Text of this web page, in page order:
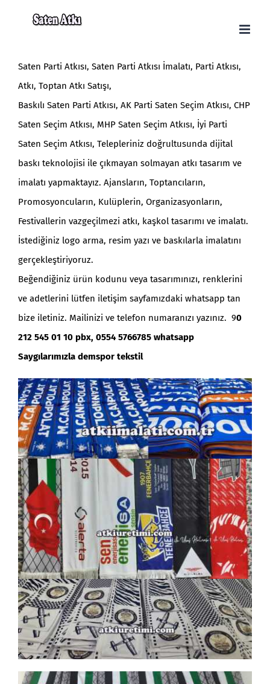
Saten Parti Atkısı, Saten Parti Atkısı İmalatı, Parti Atkısı,
Atkı, Toptan Atkı Satışı,
Baskılı Saten Parti Atkısı, AK Parti Saten Seçim Atkısı, CHP
Saten Seçim Atkısı, MHP Saten Seçim Atkısı, İyi Parti
Saten Seçim Atkısı, Telepleriniz doğrultusunda dijital
baskı teknolojisi ile çıkmayan solmayan atkı tasarım ve
imalatı yapmaktayız. Ajansların, Toptancıların,
Promosyoncuların, Kulüplerin, Organizasyonların,
Festivallerin vazgeçilmezi atkı, kaşkol tasarımı ve imalatı.
İstediğiniz logo arma, resim yazı ve baskılarla imalatını
gerçekleştiriyoruz.
Beğendiğiniz ürün kodunu veya tasarımınızı, renklerini
ve adetlerini lütfen iletişim sayfamızdaki whatsapp tan
bize iletiniz. Mailinizi ve telefon numaranızı yazınız. 90
212 545 01 10 pbx, 0554 5766785 whatsapp
Saygılarımızla demspor tekstil